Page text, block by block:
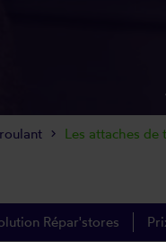
Répar'stores
Les attaches de